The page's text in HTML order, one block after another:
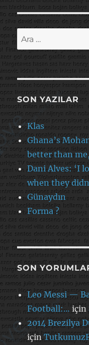
Ara:
SON YAZILAR
Klas
Ghana’s
better than
Dani Alves: ‘I
when they
Günaydın
Forma ?
SON
Leo Messi —
Football:…için
2014 Brezilya
için